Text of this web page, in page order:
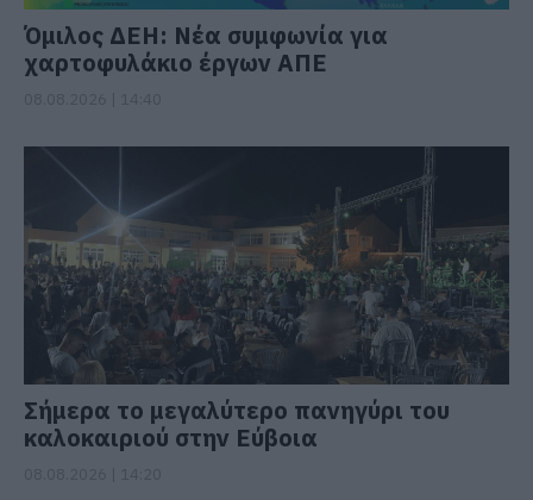
Όμιλος ΔΕΗ: Νέα συμφωνία για
χαρτοφυλάκιο έργων ΑΠΕ
Σήμερα το μεγαλύτερο πανηγύρι του
καλοκαιριού στην Εύβοια